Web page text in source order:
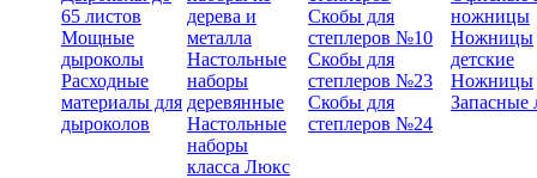
65 листов
Мощные
дыроколы
Расходные
материалы для
дыроколов
дерева и
металла
Настольные
наборы
деревянные
Настольные
наборы
класса Люкс
Скобы для
степлеров №10
Скобы для
степлеров №23
Скобы для
степлеров №24
ножницы
Ножницы
детские
Ножницы
Запасные